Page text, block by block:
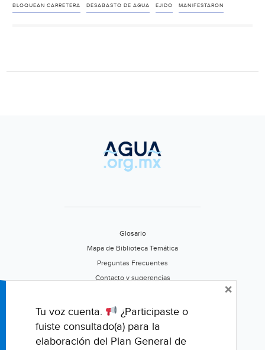
carretera
BLOQUEAN CARRETERA DESABASTO DE AGUA EJIDO MANIFESTARON
Glosario
Mapa de Biblioteca Temática
Preguntas Frecuentes
Contacto y sugerencias
Califica este portal
Tu voz cuenta.
¿Participaste o
fuiste consultado(a) para la
elaboración del Plan General de
×